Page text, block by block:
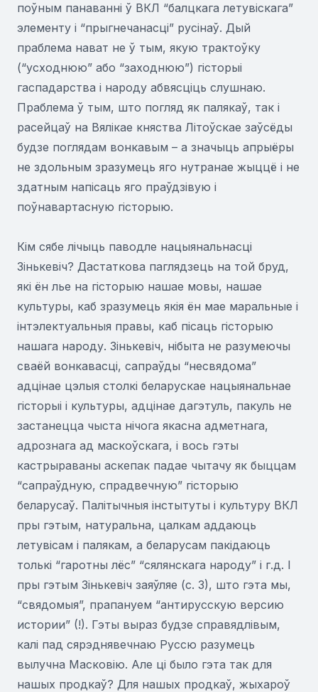
поўным панаванні ў ВКЛ “балцкага летувіскага”
элементу і “прыгнечанасці” русінаў. Дый
праблема нават не ў тым, якую трактоўку
(“усходнюю” або “заходнюю”) гісторыі
гаспадарства і народу абвясціць слушнаю.
Праблема ў тым, што погляд як палякаў, так і
расейцаў на Вялікае княства Літоўскае заўсёды
будзе поглядам вонкавым – а значыць апрыёры
не здольным зразумець яго нутранае жыццё і не
здатным напісаць яго праўдзівую і
поўнавартасную гісторыю.
Кім сябе лічыць паводле нацыянальнасці
Зінькевіч? Дастаткова паглядзець на той бруд,
які ён лье на гісторыю нашае мовы, нашае
культуры, каб зразумець якія ён мае маральные і
інтэлектуальныя правы, каб пісаць гісторыю
нашага народу. Зінькевіч, нібыта не разумеючы
сваёй вонкавасці, сапраўды “несвядома”
адцінае цэлыя столкі беларускае нацыянальнае
гісторыі і культуры, адцінае дагэтуль, пакуль не
застанецца чыста нічога якасна адметнага,
адрознага ад маскоўскага, і вось гэты
кастрыраваны аскепак падае чытачу як быццам
“сапраўдную, спрадвечную” гісторыю
беларусаў. Палітычныя інстытуты і культуру ВКЛ
пры гэтым, натуральна, цалкам аддаюць
летувісам і палякам, а беларусам пакідаюць
толькі “гаротны лёс” “сялянскага народу” і г.д. І
пры гэтым Зінькевіч заяўляе (с. 3), што гэта мы,
“свядомыя”, прапануем “антирусскую версию
истории” (!). Гэты выраз будзе справядлівым,
калі пад сярэднявечнаю Руссю разумець
вылучна Масковію. Але ці было гэта так для
нашых продкаў? Для нашых продкаў, жыхароў